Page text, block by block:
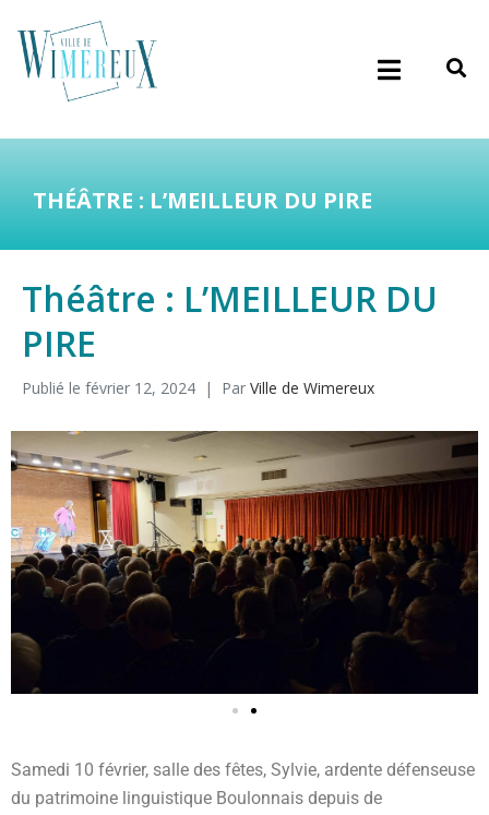
THÉÂTRE : L’MEILLEUR DU PIRE
Théâtre : L’MEILLEUR DU
PIRE
Publié le février 12, 2024 Par Ville de Wimereux
Samedi 10 février, salle des fêtes, Sylvie, ardente défenseuse
du patrimoine linguistique Boulonnais depuis de